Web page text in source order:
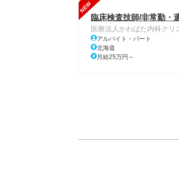
NEW
臨床検査技師/非常勤・
医療法人かわばた内科クリ
アルバイト・パート
北海道
月給25万円～